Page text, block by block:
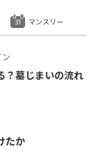
？墓じまいの流れ
たか
マンスリー